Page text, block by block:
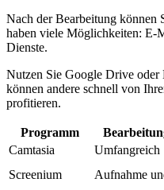
Nach der Bearbeitung können
haben viele Möglichkeiten: E-
Dienste.
Nutzen Sie Google Drive
können andere schnell von
profitieren.
Programm
Camtasia
Umfangreich
Screenium
Aufnahme